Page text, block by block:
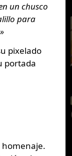
un chusco
para
pixelado
portada
homenaje.